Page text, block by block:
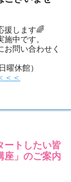
援します🌈
中です。
問い合わせく
曜休館）
＜＜
ートしたい皆
座」のご案内